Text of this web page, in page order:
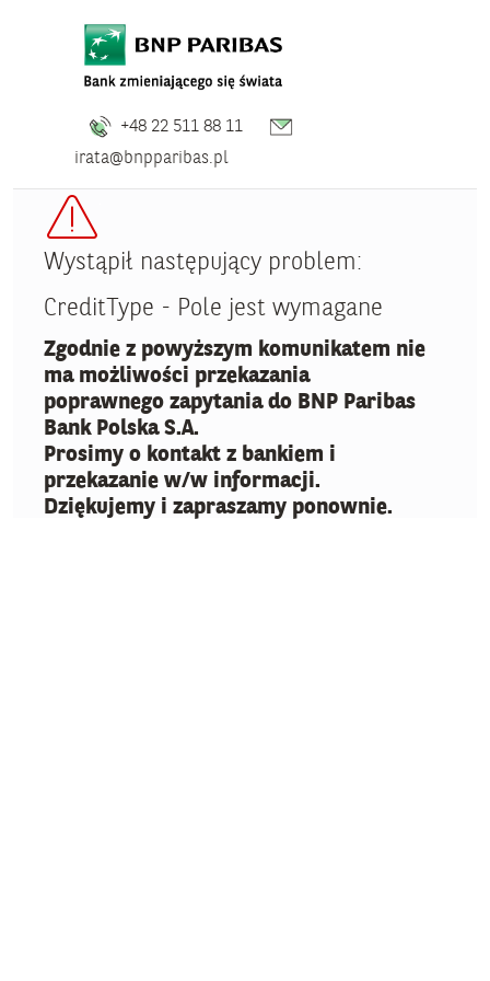
+48 22 511 88 11
irata@bnpparibas.pl
Wystąpił następujący problem:
CreditType - Pole jest wymagane
Zgodnie z powyższym komunikatem nie
ma możliwości przekazania
poprawnego zapytania do BNP Paribas
Bank Polska S.A.
Prosimy o kontakt z bankiem i
przekazanie w/w informacji.
Dziękujemy i zapraszamy ponownie.